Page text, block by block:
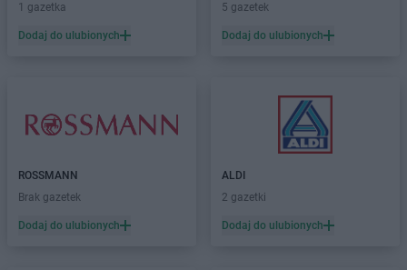
1 gazetka
Dodaj do ulubionych
5 gazetek
Dodaj do ulubionych
ROSSMANN
Brak gazetek
Dodaj do ulubionych
ALDI
2 gazetki
Dodaj do ulubionych